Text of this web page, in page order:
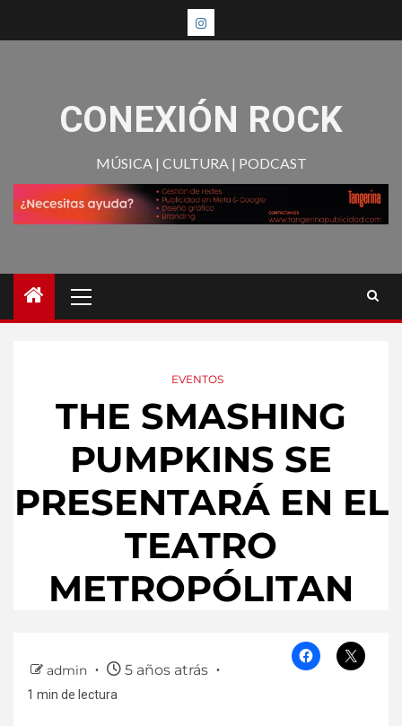
CONEXIÓN ROCK
MÚSICA | CULTURA | PODCAST
EVENTOS
THE SMASHING
PUMPKINS SE
PRESENTARÁ EN EL
TEATRO
METROPÓLITAN
admin 5 años atrás
1 min de lectura